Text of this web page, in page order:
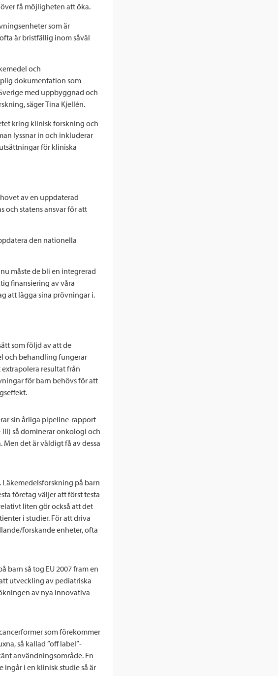
få möjligheten att öka.
som är
är bristfällig inom såväl
och
dokumentation som
med uppbyggnad och
säger Tina Kjellén.
kring klinisk forskning och
lyssnar in och inkluderar
för kliniska
av en uppdaterad
och statens ansvar för att
den nationella
måste de bli en integrerad
finansiering av våra
att lägga sina prövningar i.
som följd av att de
och behandling fungerar
resultat från
för barn behövs för att
sin årliga pipeline-rapport
så dominerar onkologi och
det är väldigt få av dessa
Läkemedelsforskning på barn
företag väljer att först testa
liten gör också att det
i studier. För att driva
forskande enheter, ofta
barn så tog EU 2007 fram en
utveckling av pediatriska
av nya innovativa
som förekommer
så kallad ”off label”-
användningsområde. En
i en klinisk studie så är